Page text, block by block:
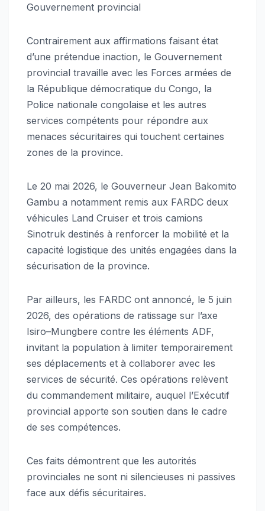
Gouvernement provincial
Contrairement aux affirmations faisant état
d’une prétendue inaction, le Gouvernement
provincial travaille avec les Forces armées de
la République démocratique du Congo, la
Police nationale congolaise et les autres
services compétents pour répondre aux
menaces sécuritaires qui touchent certaines
zones de la province.
Le 20 mai 2026, le Gouverneur Jean Bakomito
Gambu a notamment remis aux FARDC deux
véhicules Land Cruiser et trois camions
Sinotruk destinés à renforcer la mobilité et la
capacité logistique des unités engagées dans la
sécurisation de la province.
Par ailleurs, les FARDC ont annoncé, le 5 juin
2026, des opérations de ratissage sur l’axe
Isiro–Mungbere contre les éléments ADF,
invitant la population à limiter temporairement
ses déplacements et à collaborer avec les
services de sécurité. Ces opérations relèvent
du commandement militaire, auquel l’Exécutif
provincial apporte son soutien dans le cadre
de ses compétences.
Ces faits démontrent que les autorités
provinciales ne sont ni silencieuses ni passives
face aux défis sécuritaires.